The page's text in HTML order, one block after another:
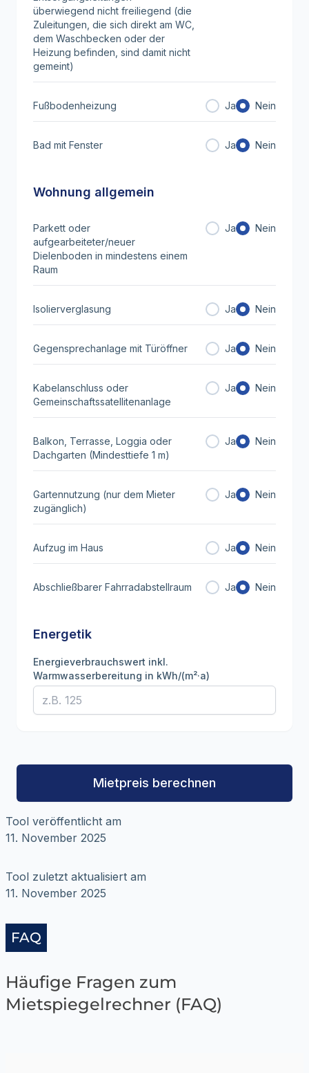
überwiegend nicht freiliegend (die
Zuleitungen, die sich direkt am WC,
dem Waschbecken oder der
Heizung befinden, sind damit nicht
gemeint)
Fußbodenheizung Ja Nein
Bad mit Fenster Ja Nein
Wohnung allgemein
Parkett oder
aufgearbeiteter/neuer
Dielenboden in mindestens einem
Raum
Ja Nein
Isolierverglasung Ja Nein
Gegensprechanlage mit Türöffner Ja Nein
Kabelanschluss oder
Gemeinschaftssatellitenanlage
Ja Nein
Balkon, Terrasse, Loggia oder
Dachgarten (Mindesttiefe 1 m)
Ja Nein
Gartennutzung (nur dem Mieter
zugänglich)
Ja Nein
Aufzug im Haus Ja Nein
Abschließbarer Fahrradabstellraum Ja Nein
Energetik
Energieverbrauchswert inkl.
Warmwasserbereitung in kWh/(m²·a)
Mietpreis berechnen
Tool veröffentlicht am
11. November 2025
Tool zuletzt aktualisiert am
11. November 2025
FAQ
Häufige Fragen zum
Mietspiegelrechner (FAQ)